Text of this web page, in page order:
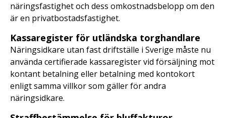
näringsfastighet och dess omkostnadsbelopp om den
är en privatbostadsfastighet.
Kassaregister för utländska torghandlare
Näringsidkare utan fast driftställe i Sverige måste nu
använda certifierade kassaregister vid försäljning mot
kontant betalning eller betalning med kontokort
enligt samma villkor som gäller för andra
näringsidkare.